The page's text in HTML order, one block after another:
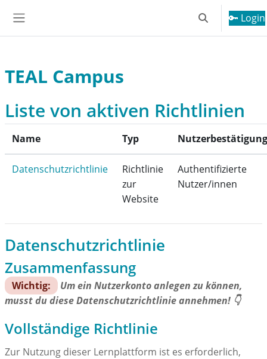
Sucheingabe
🔑 Login
TEAL Campus
Liste von aktiven Richtlinien
Name Typ Nutzerbestätigung
Datenschutzrichtlinie
Richtlinie
zur
Website
Authentifizierte
Nutzer/innen
Datenschutzrichtlinie
Zusammenfassung
Wichtig:
Um ein Nutzerkonto anlegen zu können,
musst du diese Datenschutzrichtlinie annehmen! 👇
Vollständige Richtlinie
Zur Nutzung dieser Lernplattform ist es erforderlich,